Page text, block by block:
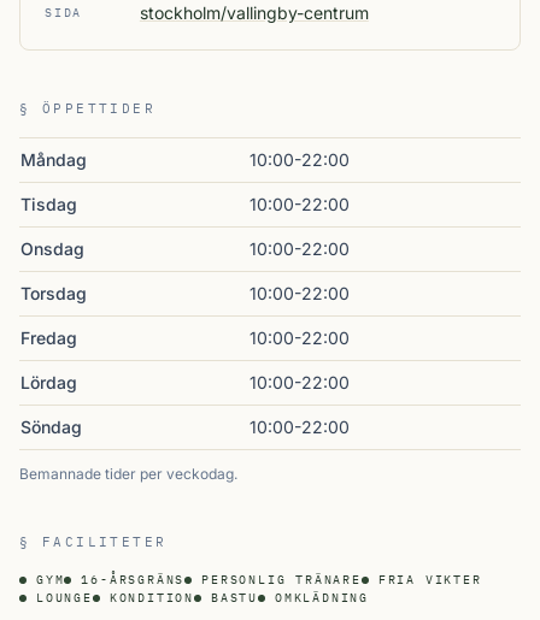
SIDA
stockholm/vallingby-centrum
§ ÖPPETTIDER
Måndag 10:00-22:00
Tisdag 10:00-22:00
Onsdag 10:00-22:00
Torsdag 10:00-22:00
Fredag 10:00-22:00
Lördag 10:00-22:00
Söndag 10:00-22:00
Bemannade tider per veckodag.
§ FACILITETER
GYM 16-ÅRSGRÄNS PERSONLIG TRÄNARE
FRIA VIKTER
LOUNGE
KONDITION BASTU OMKLÄDNING